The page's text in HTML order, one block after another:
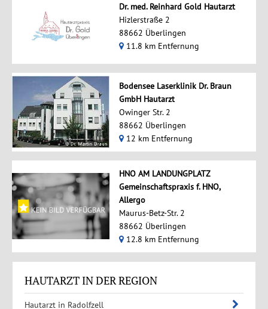
Dr. med. Reinhard Gold Hautarzt
Hizlerstraße 2
88662 Überlingen
11.8 km Entfernung
Bodensee Laserklinik Dr. Braun
GmbH Hautarzt
Owinger Str. 2
88662 Überlingen
12 km Entfernung
HNO AM LANDUNGPLATZ
Gemeinschaftspraxis f. HNO,
Allergo
Maurus-Betz-Str. 2
88662 Überlingen
12.8 km Entfernung
HAUTARZT IN DER REGION
Hautarzt in Radolfzell